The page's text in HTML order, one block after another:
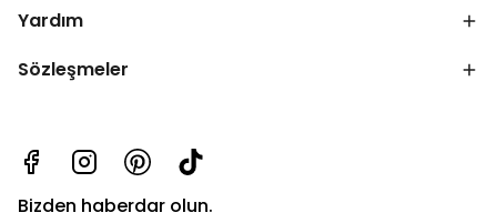
Yardım
Sözleşmeler
Bizden haberdar olun.